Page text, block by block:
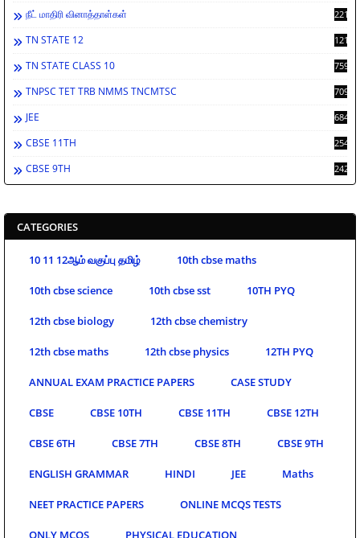
நீட் மாதிரி வினாத்தாள்கள் 2212
TN STATE 12 1212
TN STATE CLASS 10 759
TNPSC TET TRB NMMS TNCMTSC 709
JEE 684
CBSE 11TH 254
CBSE 9TH 242
CATEGORIES
10 11 12ஆம் வகுப்பு தமிழ் 10th cbse maths
10th cbse science 10th cbse sst 10TH PYQ
12th cbse biology 12th cbse chemistry
12th cbse maths 12th cbse physics 12TH PYQ
ANNUAL EXAM PRACTICE PAPERS CASE STUDY
CBSE CBSE 10TH CBSE 11TH CBSE 12TH
CBSE 6TH CBSE 7TH CBSE 8TH CBSE 9TH
ENGLISH GRAMMAR HINDI JEE Maths
NEET PRACTICE PAPERS ONLINE MCQS TESTS
ONLY MCQS PHYSICAL EDUCATION